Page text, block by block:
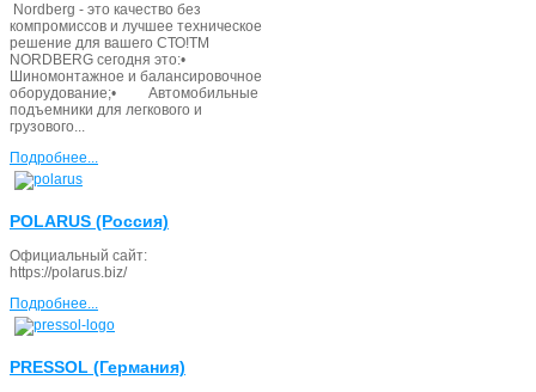
Nordberg - это качество без
компромиссов и лучшее техническое
решение для вашего СТО!ТМ
NORDBERG сегодня это:•
Шиномонтажное и балансировочное
оборудование;• Автомобильные
подъемники для легкового и
грузового...
Подробнее...
POLARUS (Россия)
Официальный сайт:
https://polarus.biz/
Подробнее...
PRESSOL (Германия)